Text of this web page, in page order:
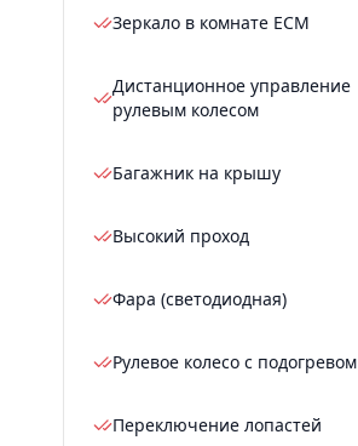
Зеркало в комнате ECM
Дистанционное управление
рулевым колесом
Багажник на крышу
Высокий проход
Фара (светодиодная)
Рулевое колесо с подогревом
Переключение лопастей